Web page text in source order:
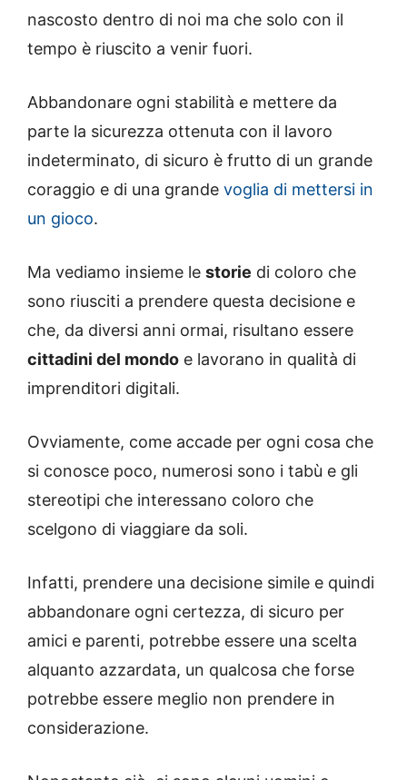
nascosto dentro di noi ma che solo con il
tempo è riuscito a venir fuori.
Abbandonare ogni stabilità e mettere da
parte la sicurezza ottenuta con il lavoro
indeterminato, di sicuro è frutto di un grande
coraggio e di una grande voglia di mettersi in
un gioco.
Ma vediamo insieme le storie di coloro che
sono riusciti a prendere questa decisione e
che, da diversi anni ormai, risultano essere
cittadini del mondo e lavorano in qualità di
imprenditori digitali.
Ovviamente, come accade per ogni cosa che
si conosce poco, numerosi sono i tabù e gli
stereotipi che interessano coloro che
scelgono di viaggiare da soli.
Infatti, prendere una decisione simile e quindi
abbandonare ogni certezza, di sicuro per
amici e parenti, potrebbe essere una scelta
alquanto azzardata, un qualcosa che forse
potrebbe essere meglio non prendere in
considerazione.